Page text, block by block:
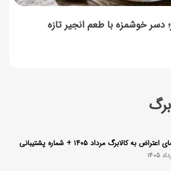
به کالابرگ مرداد ۱۴۰۵ + شماره پشتیبانی
دسر خوشمزه با طعم انجیر تازه